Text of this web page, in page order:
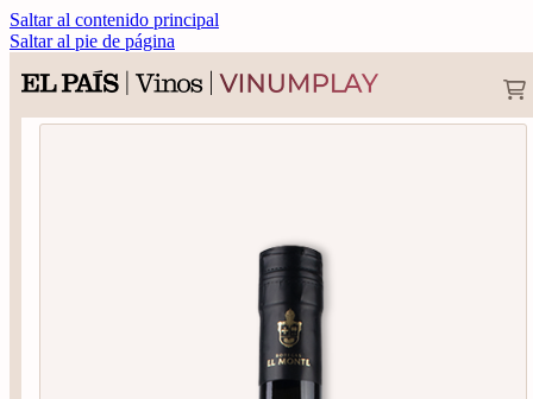
Saltar al contenido principal
Saltar al pie de página